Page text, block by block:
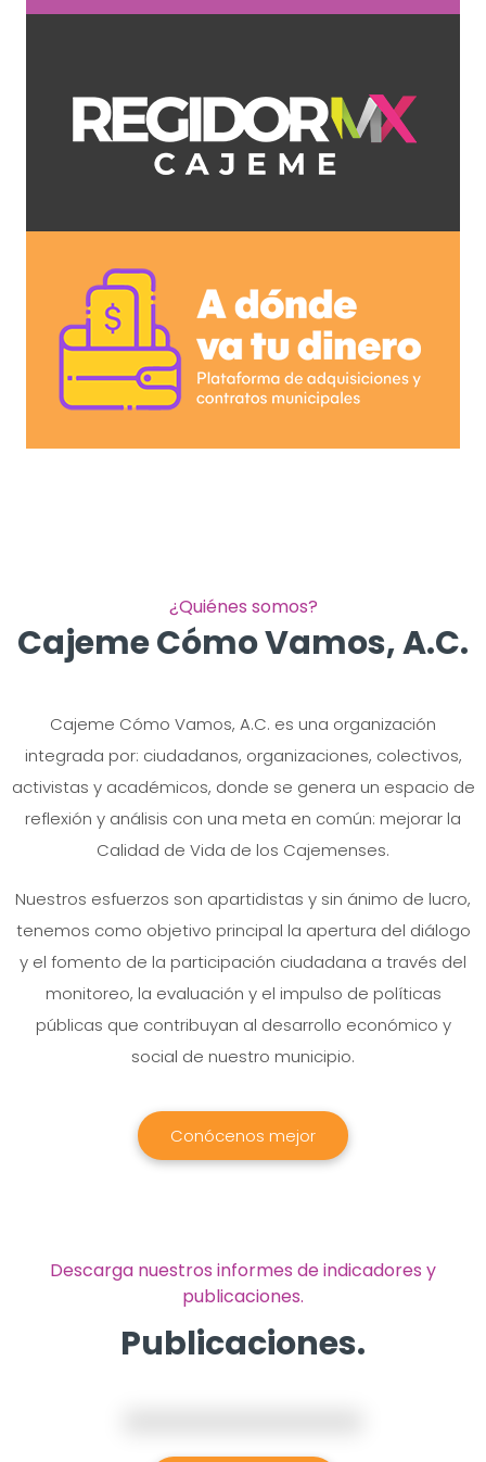
¿Quiénes somos?
Cajeme Cómo Vamos, A.C.
Cajeme Cómo Vamos, A.C. es una organización
integrada por: ciudadanos, organizaciones, colectivos,
activistas y académicos, donde se genera un espacio de
reflexión y análisis con una meta en común: mejorar la
Calidad de Vida de los Cajemenses.
Nuestros esfuerzos son apartidistas y sin ánimo de lucro,
tenemos como objetivo principal la apertura del diálogo
y el fomento de la participación ciudadana a través del
monitoreo, la evaluación y el impulso de políticas
públicas que contribuyan al desarrollo económico y
social de nuestro municipio.
Conócenos mejor
Descarga nuestros informes de indicadores y
publicaciones.
Publicaciones.